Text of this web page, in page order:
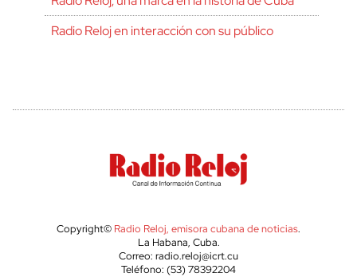
Radio Reloj en interacción con su público
Copyright© Radio Reloj, emisora cubana de noticias.
La Habana, Cuba.
Correo: radio.reloj@icrt.cu
Teléfono: (53) 78392204